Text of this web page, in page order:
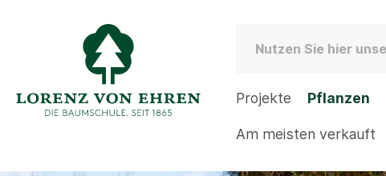
Projekte Pflanzen
Am meisten verkauft